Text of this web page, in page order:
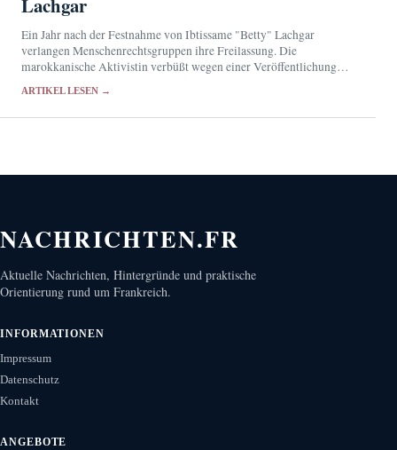
Lachgar
Ein Jahr nach der Festnahme von Ibtissame "Betty" Lachgar
verlangen Menschenrechtsgruppen ihre Freilassung. Die
marokkanische Aktivistin verbüßt wegen einer Veröffentlichung
ARTIKEL LESEN →
NACHRICHTEN.FR
Aktuelle Nachrichten, Hintergründe und praktische
Orientierung rund um Frankreich.
INFORMATIONEN
Impressum
Datenschutz
Kontakt
ANGEBOTE